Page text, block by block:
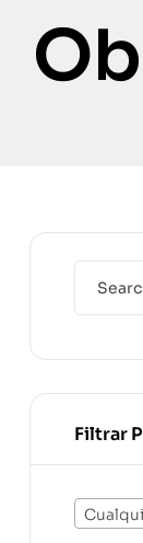
Filtrar